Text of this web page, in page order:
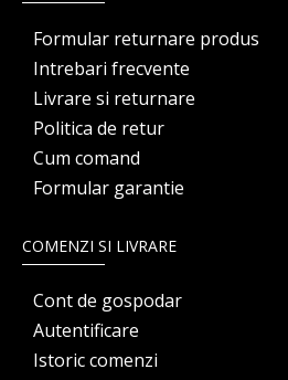
Formular returnare produs
Intrebari frecvente
Livrare si returnare
Politica de retur
Cum comand
Formular garantie
COMENZI SI LIVRARE
Cont de gospodar
Autentificare
Istoric comenzi